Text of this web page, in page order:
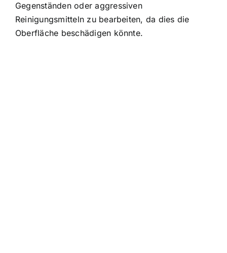
Gegenständen oder aggressiven
Reinigungsmitteln zu bearbeiten, da dies die
Oberfläche beschädigen könnte.